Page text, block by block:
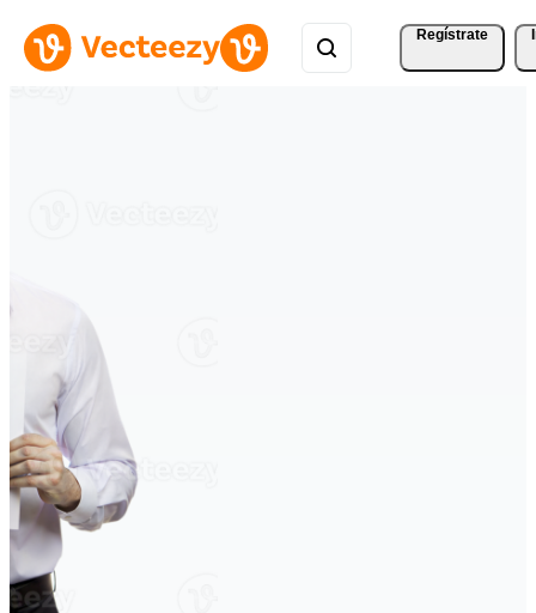
Regístrate